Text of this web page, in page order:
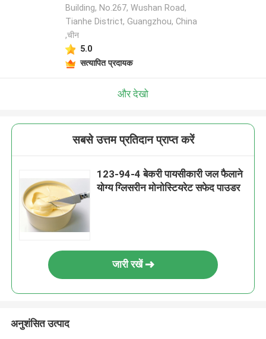
Building, No.267, Wushan Road,
Tianhe District, Guangzhou, China
,चीन
5.0
सत्यापित प्रदायक
और देखो
सबसे उत्तम प्रतिदान प्राप्त करें
123-94-4 बेकरी पायसीकारी जल फैलाने
योग्य ग्लिसरीन मोनोस्टियरेट सफेद पाउडर
जारी रखें
अनुशंसित उत्पाद